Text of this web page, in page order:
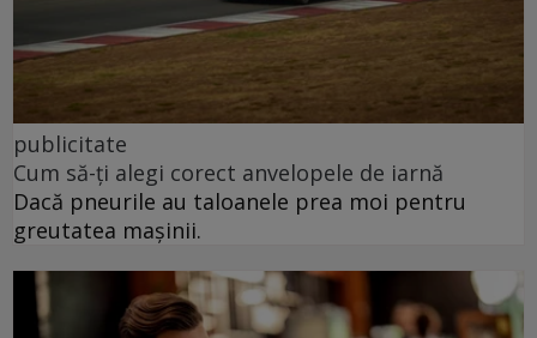
publicitate
Cum să-ți alegi corect anvelopele de iarnă
Dacă pneurile au taloanele prea moi pentru
greutatea mașinii.